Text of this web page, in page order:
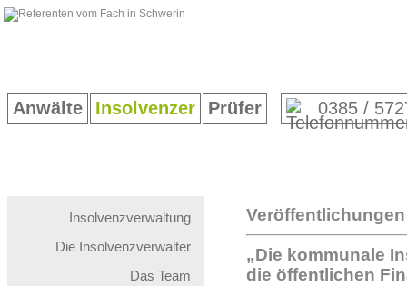
Anwälte Insolvenzer Prüfer 0385 /
Insolvenzverwaltung
Die Insolvenzverwalter
Das Team
Veröffentlichungen
„Die kommunale
die öffentlichen